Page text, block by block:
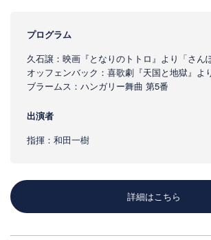
プログラム
久石譲：映画『となりのトトロ』より「さん
オッフェンバック：喜歌劇『天国と地獄』よ
ブラームス：ハンガリー舞曲 第5番
出演者
指揮：和田一樹
詳細はこちら